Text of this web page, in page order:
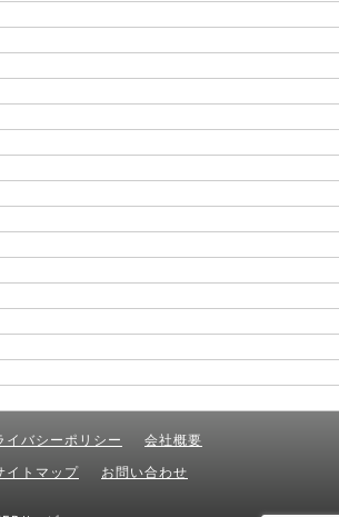
イバシーポリシー
会社概要
イトマップ
お問い合わせ